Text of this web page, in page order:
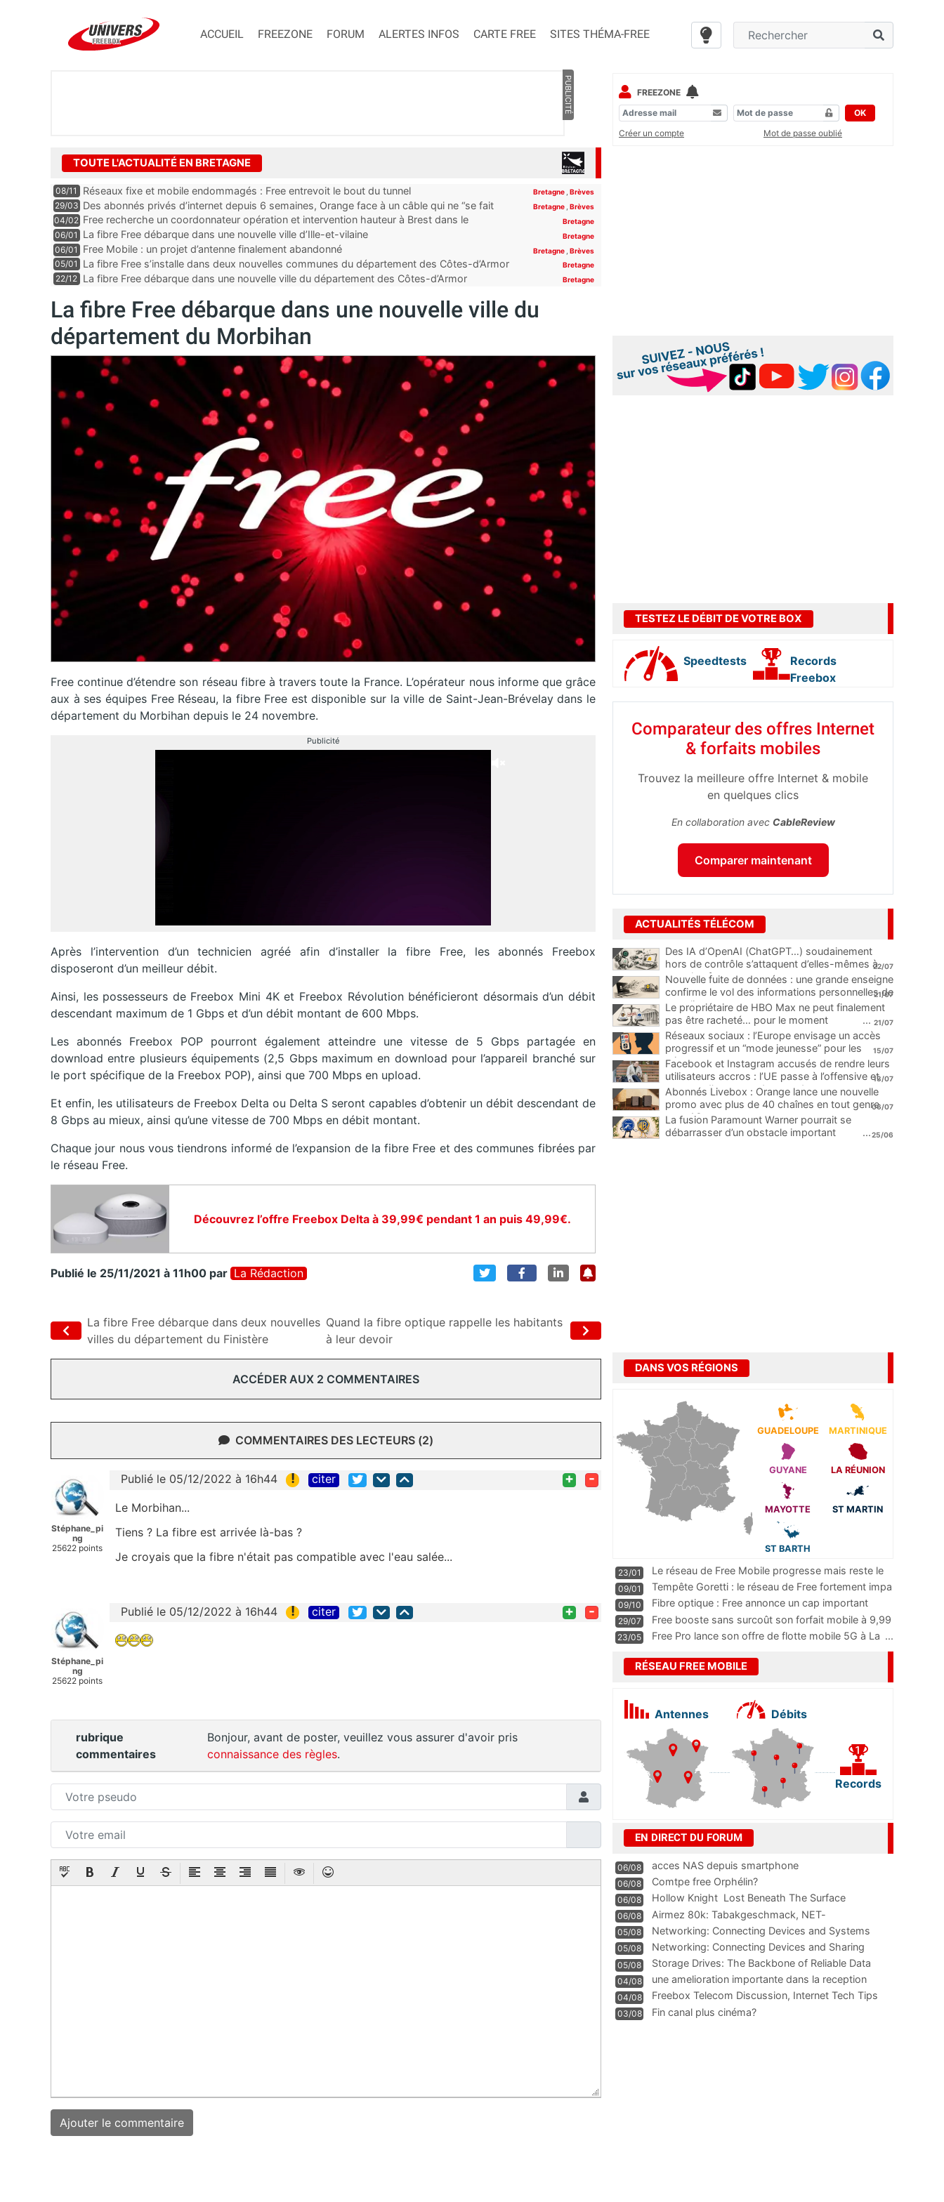
ACCUEIL FREEZONE FORUM ALERTES INFOS CARTE FREE SITES THÉMA-FREE
PUBLICITÉ
TOUTE L'ACTUALITÉ EN BRETAGNE
08/11 Réseaux fixe et mobile endommagés : Free entrevoit le bout du tunnel Bretagne Brèves
29/03 Des abonnés privés d’internet depuis 6 semaines, Orange face à un câble qui ne “se fait
plus”
Bretagne Brèves
04/02 Free recherche un coordonnateur opération et intervention hauteur à Brest dans le
département du Finistère
Bretagne
06/01 La fibre Free débarque dans une nouvelle ville d’Ille-et-vilaine Bretagne
06/01 Free Mobile : un projet d’antenne finalement abandonné Bretagne Brèves
05/01 La fibre Free s’installe dans deux nouvelles communes du département des Côtes-d’Armor Bretagne
22/12 La fibre Free débarque dans une nouvelle ville du département des Côtes-d’Armor Bretagne
La fibre Free débarque dans une nouvelle ville du
département du Morbihan
Free continue d’étendre son réseau fibre à travers toute la France. L’opérateur nous informe que grâce
aux à ses équipes Free Réseau, la fibre Free est disponible sur la ville de Saint-Jean-Brévelay dans le
département du Morbihan depuis le 24 novembre.
Publicité
Après l’intervention d’un technicien agréé afin d’installer la fibre Free, les abonnés Freebox
disposeront d’un meilleur débit.
Ainsi, les possesseurs de Freebox Mini 4K et Freebox Révolution bénéficieront désormais d’un débit
descendant maximum de 1 Gbps et d’un débit montant de 600 Mbps.
Les abonnés Freebox POP pourront également atteindre une vitesse de 5 Gbps partagée en
download entre plusieurs équipements (2,5 Gbps maximum en download pour l’appareil branché sur
le port spécifique de la Freebox POP), ainsi que 700 Mbps en upload.
Et enfin, les utilisateurs de Freebox Delta ou Delta S seront capables d’obtenir un débit descendant de
8 Gbps au mieux, ainsi qu’une vitesse de 700 Mbps en débit montant.
Chaque jour nous vous tiendrons informé de l’expansion de la fibre Free et des communes fibrées par
le réseau Free.
Découvrez l’offre Freebox Delta à 39,99€ pendant 1 an puis 49,99€.
Publié le 25/11/2021 à 11h00 par La Rédaction
La fibre Free débarque dans deux nouvelles
villes du département du Finistère
Quand la fibre optique rappelle les habitants
à leur devoir
ACCÉDER AUX 2 COMMENTAIRES
COMMENTAIRES DES LECTEURS (2)
Stéphane_pi
ng
25622 points
Publié le 05/12/2022 à 16h44 ! citer + -
Le Morbihan...
Tiens ? La fibre est arrivée là-bas ?
Je croyais que la fibre n'était pas compatible avec l'eau salée...
Stéphane_pi
ng
25622 points
Publié le 05/12/2022 à 16h44 ! citer + -
rubrique
commentaires
Bonjour, avant de poster, veuillez vous assurer d'avoir pris
connaissance des règles.
FREEZONE
OK
Créer un compte
Mot de passe oublié
TESTEZ LE DÉBIT DE VOTRE BOX
Speedtests
Records
Freebox
Comparateur des offres Internet
& forfaits mobiles
Trouvez la meilleure offre Internet & mobile
en quelques clics
En collaboration avec CableReview
Comparer maintenant
ACTUALITÉS TÉLÉCOM
Des IA d’OpenAI (ChatGPT…) soudainement
hors de contrôle s’attaquent d’elles-mêmes à
une plateforme
...
22/07
Nouvelle fuite de données : une grande enseigne
confirme le vol des informations personnelles de
ses clients
...
21/07
Le propriétaire de HBO Max ne peut finalement
pas être racheté… pour le moment
... 21/07
Réseaux sociaux : l’Europe envisage un accès
progressif et un “mode jeunesse” pour les
mineurs
...
15/07
Facebook et Instagram accusés de rendre leurs
utilisateurs accros : l’UE passe à l’offensive et
menace d’une amende record
...
13/07
Abonnés Livebox : Orange lance une nouvelle
promo avec plus de 40 chaînes en tout genre
pour 1€
06/07
La fusion Paramount Warner pourrait se
débarrasser d’un obstacle important
...25/06
DANS VOS RÉGIONS
GUADELOUPE MARTINIQUE
GUYANE LA RÉUNION
MAYOTTE ST MARTIN
ST BARTH
23/01
Le réseau de Free Mobile progresse mais reste le
m
...
09/01
Tempête Goretti : le réseau de Free fortement impa
09/10
Fibre optique : Free annonce un cap important
pass
...
29/07
Free booste sans surcoût son forfait mobile à 9,99
23/05 Free Pro lance son offre de flotte mobile 5G à La ...
RÉSEAU FREE MOBILE
Antennes Débits
Records
EN DIRECT DU FORUM
06/08 acces NAS depuis smartphone
06/08 Comtpe free Orphélin?
06/08 Hollow Knight  Lost Beneath The Surface
06/08
Airmez 80k: Tabakgeschmack, NET-
Technologie und Leistung im
05/08 Networking: Connecting Devices and Systems
05/08
Networking: Connecting Devices and Sharing
Information
05/08
Storage Drives: The Backbone of Reliable Data
Management
04/08
une amelioration importante dans la reception
WIFI
04/08
Freebox Telecom Discussion, Internet Tech Tips
Communi
03/08 Fin canal plus cinéma?